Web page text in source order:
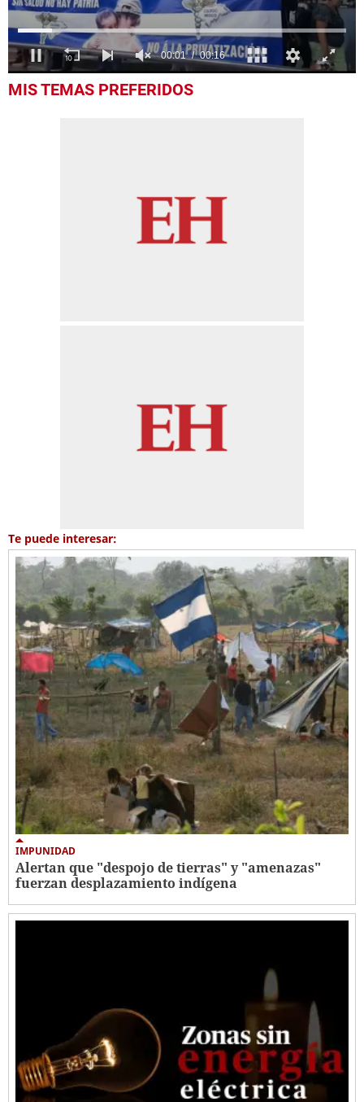
seconds
MIS TEMAS PREFERIDOS
Te puede interesar:
IMPUNIDAD
Alertan que "despojo de tierras" y "amenazas"
fuerzan desplazamiento indígena